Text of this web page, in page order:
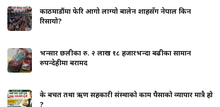
काठमाडौंमा फेरि आगो लाग्यो बालेन शाहसँग नेपाल किन
रिसायो?
भन्सार छलीका रु. २ लाख १८ हजारभन्दा बढीका सामान
रुपन्देहीमा बरामद
के बचत तथा ऋण सहकारी संस्थाको काम पैसाको व्यापार मात्रै हो
?